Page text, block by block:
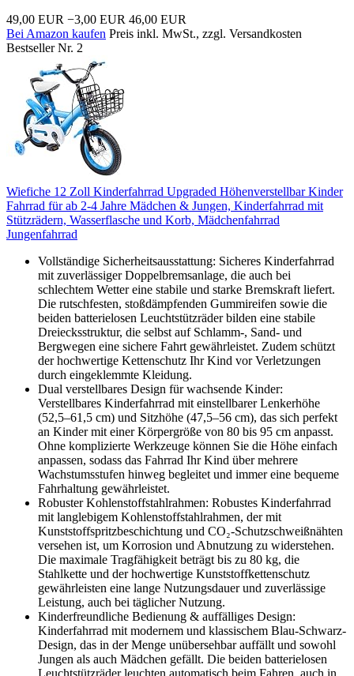
49,00 EUR −3,00 EUR 46,00 EUR
Bei Amazon kaufen Preis inkl. MwSt., zzgl. Versandkosten
Bestseller Nr. 2
Wiefiche 12 Zoll Kinderfahrrad Upgraded Höhenverstellbar Kinder
Fahrrad für ab 2-4 Jahre Mädchen & Jungen, Kinderfahrrad mit
Stützrädern, Wasserflasche und Korb, Mädchenfahrrad
Jungenfahrrad
Vollständige Sicherheitsausstattung: Sicheres Kinderfahrrad
mit zuverlässiger Doppelbremsanlage, die auch bei
schlechtem Wetter eine stabile und starke Bremskraft liefert.
Die rutschfesten, stoßdämpfenden Gummireifen sowie die
beiden batterielosen Leuchtstützräder bilden eine stabile
Dreiecksstruktur, die selbst auf Schlamm-, Sand- und
Bergwegen eine sichere Fahrt gewährleistet. Zudem schützt
der hochwertige Kettenschutz Ihr Kind vor Verletzungen
durch eingeklemmte Kleidung.
Dual verstellbares Design für wachsende Kinder:
Verstellbares Kinderfahrrad mit einstellbarer Lenkerhöhe
(52,5–61,5 cm) und Sitzhöhe (47,5–56 cm), das sich perfekt
an Kinder mit einer Körpergröße von 80 bis 95 cm anpasst.
Ohne komplizierte Werkzeuge können Sie die Höhe einfach
anpassen, sodass das Fahrrad Ihr Kind über mehrere
Wachstumsstufen hinweg begleitet und immer eine bequeme
Fahrhaltung gewährleistet.
Robuster Kohlenstoffstahlrahmen: Robustes Kinderfahrrad
mit langlebigem Kohlenstoffstahlrahmen, der mit
Kunststoffspritzbeschichtung und CO₂-Schutzschweißnähten
versehen ist, um Korrosion und Abnutzung zu widerstehen.
Die maximale Tragfähigkeit beträgt bis zu 80 kg, die
Stahlkette und der hochwertige Kunststoffkettenschutz
gewährleisten eine lange Nutzungsdauer und zuverlässige
Leistung, auch bei täglicher Nutzung.
Kinderfreundliche Bedienung & auffälliges Design:
Kinderfahrrad mit modernem und klassischem Blau-Schwarz-
Design, das in der Menge unübersehbar auffällt und sowohl
Jungen als auch Mädchen gefällt. Die beiden batterielosen
Leuchtstützräder leuchten automatisch beim Fahren, auch in